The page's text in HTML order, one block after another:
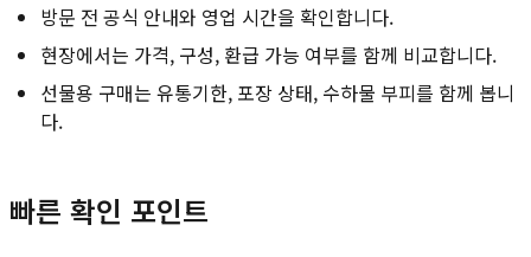
방문 전 공식 안내와 영업 시간을 확인합니다.
현장에서는 가격, 구성, 환급 가능 여부를 함께 비교합니다.
선물용 구매는 유통기한, 포장 상태, 수하물 부피를 함께 봅니
다.
빠른 확인 포인트